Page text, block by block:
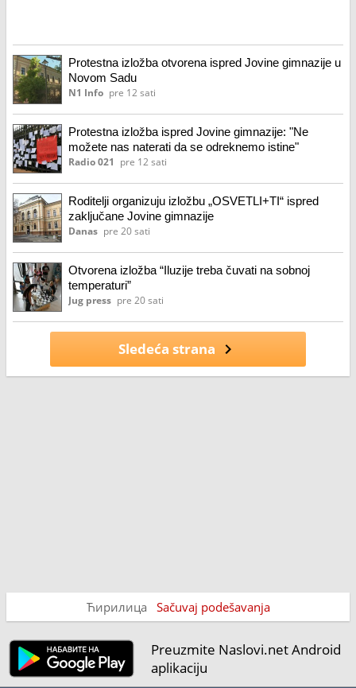
Protestna izložba otvorena ispred Jovine gimnazije u
Novom Sadu
N1 Info pre 12 sati
Protestna izložba ispred Jovine gimnazije: "Ne
možete nas naterati da se odreknemo istine"
Radio 021 pre 12 sati
Roditelji organizuju izložbu „OSVETLI+TI“ ispred
zaključane Jovine gimnazije
Danas pre 20 sati
Otvorena izložba “Iluzije treba čuvati na sobnoj
temperaturi”
Jug press pre 20 sati
Sledeća strana
Ћирилица Sačuvaj podešavanja
Preuzmite Naslovi.net Android
aplikaciju